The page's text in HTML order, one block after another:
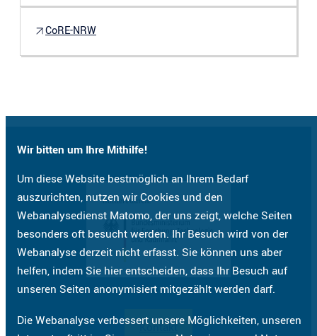
Wir bitten um Ihre Mithilfe!
Um diese Website bestmöglich an Ihrem Bedarf
auszurichten, nutzen wir Cookies und den
Webanalysedienst Matomo, der uns zeigt, welche Seiten
besonders oft besucht werden. Ihr Besuch wird von der
Webanalyse derzeit nicht erfasst. Sie können uns aber
helfen, indem Sie hier entscheiden, dass Ihr Besuch auf
unseren Seiten anonymisiert mitgezählt werden darf.
Die Webanalyse verbessert unsere Möglichkeiten, unseren
CoRE-NRW
Kontakt